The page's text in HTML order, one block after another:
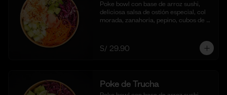
Poke bowl con base de arroz sushi,
deliciosa salsa de ostión especial, col
morada, zanahoria, pepino, cubos de
S/ 29.90
Poke de Trucha